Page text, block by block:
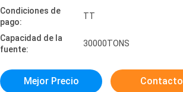
Condiciones de
pago:
TT
Capacidad de la
fuente:
30000TONS
Mejor Precio Contacto